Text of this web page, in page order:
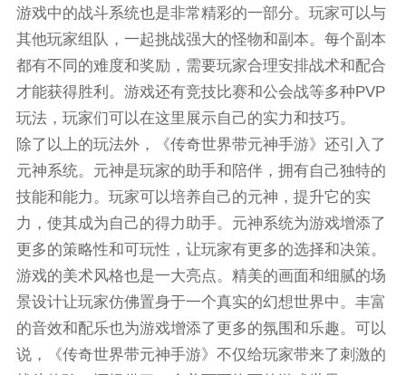
游戏中的战斗系统也是非常精彩的一部分。玩家可以与
其他玩家组队，一起挑战强大的怪物和副本。每个副本
都有不同的难度和奖励，需要玩家合理安排战术和配合
才能获得胜利。游戏还有竞技比赛和公会战等多种PVP
玩法，玩家们可以在这里展示自己的实力和技巧。
除了以上的玩法外，《传奇世界带元神手游》还引入了
元神系统。元神是玩家的助手和陪伴，拥有自己独特的
技能和能力。玩家可以培养自己的元神，提升它的实
力，使其成为自己的得力助手。元神系统为游戏增添了
更多的策略性和可玩性，让玩家有更多的选择和决策。
游戏的美术风格也是一大亮点。精美的画面和细腻的场
景设计让玩家仿佛置身于一个真实的幻想世界中。丰富
的音效和配乐也为游戏增添了更多的氛围和乐趣。可以
说，《传奇世界带元神手游》不仅给玩家带来了刺激的